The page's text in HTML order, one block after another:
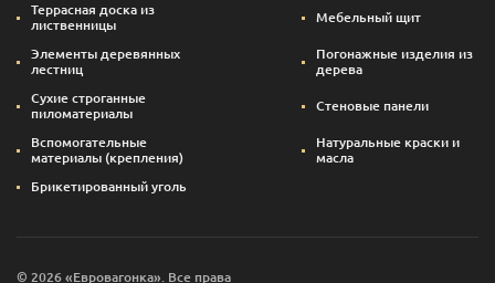
Террасная доска из
лиственницы
Мебельный щит
Элементы деревянных
лестниц
Погонажные изделия из
дерева
Сухие строганные
пиломатериалы
Стеновые панели
Вспомогательные
материалы (крепления)
Натуральные краски и
масла
Брикетированный уголь
© 2026 «Евровагонка». Все права